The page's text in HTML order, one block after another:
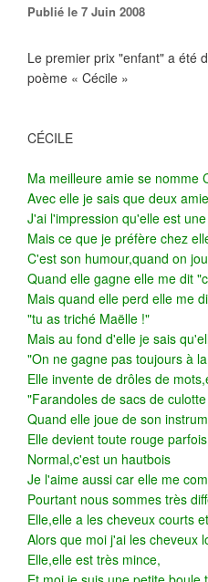
Publié le 7 Juin 2008
Le premier prix "enfant" a été
poème « Cécile »
CÉCILE
Ma meilleure amie se nomme
Avec elle je sais que deux
J'ai l'impression qu'elle est
Mais ce que je préfère chez
C'est son humour,quand on
Quand elle gagne elle me dit
Mais quand elle perd elle me
"tu as triché Maëlle !"
Mais au fond d'elle je sais
"On ne gagne pas toujours à
Elle invente de drôles de
"Farandoles de sacs de
Quand elle joue de son
Elle devient toute rouge
Normal,c'est un hautbois
Je l'aime aussi car elle me
Pourtant nous sommes très
Elle,elle a les cheveux courts
Alors que moi j'ai les cheveux
Elle,elle est très mince,